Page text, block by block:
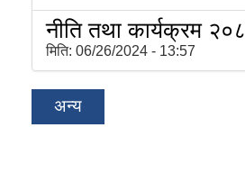
नीति तथा कार्यक्रम
मिति: 06/26/2024 - 13:57
अन्य